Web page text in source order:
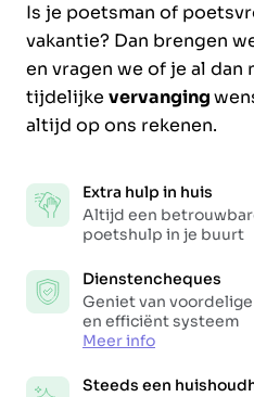
Is je poetsman of
vakantie? Dan brengen
en vragen we of je al dan
tijdelijke vervanging
altijd op ons rekenen.
Extra hulp in huis
Altijd een
poetshulp in je buurt
Dienstencheques
Geniet van
en efficiënt systeem
Meer info
Steeds een